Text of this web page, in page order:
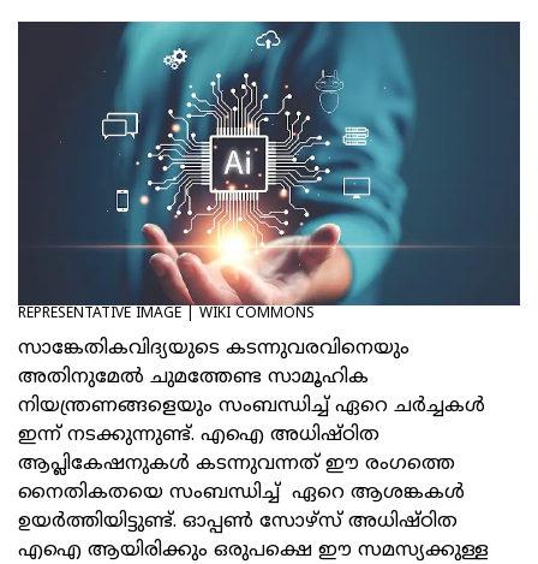
REPRESENTATIVE IMAGE | WIKI COMMONS
സാങ്കേതികവിദ്യയുടെ കടന്നുവരവിനെയും
അതിനുമേൽ ചുമത്തേണ്ട സാമൂഹിക
നിയന്ത്രണങ്ങളെയും സംബന്ധിച്ച് ഏറെ ചർച്ചകൾ
ഇന്ന് നടക്കുന്നുണ്ട്. എഐ അധിഷ്ഠിത
ആപ്ലികേഷനുകൾ കടന്നുവന്നത് ഈ രംഗത്തെ
നൈതികതയെ സംബന്ധിച്ച് ഏറെ ആശങ്കകൾ
ഉയർത്തിയിട്ടുണ്ട്. ഓപ്പൺ സോഴ്സ് അധിഷ്ഠിത
എഐ ആയിരിക്കും ഒരുപക്ഷെ ഈ സമസ്യക്കുള്ള